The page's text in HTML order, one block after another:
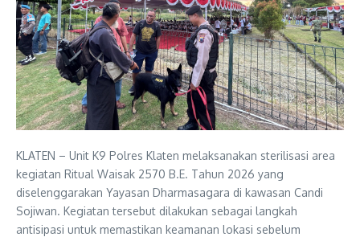
KLATEN – Unit K9 Polres Klaten melaksanakan sterilisasi area
kegiatan Ritual Waisak 2570 B.E. Tahun 2026 yang
diselenggarakan Yayasan Dharmasagara di kawasan Candi
Sojiwan. Kegiatan tersebut dilakukan sebagai langkah
antisipasi untuk memastikan keamanan lokasi sebelum